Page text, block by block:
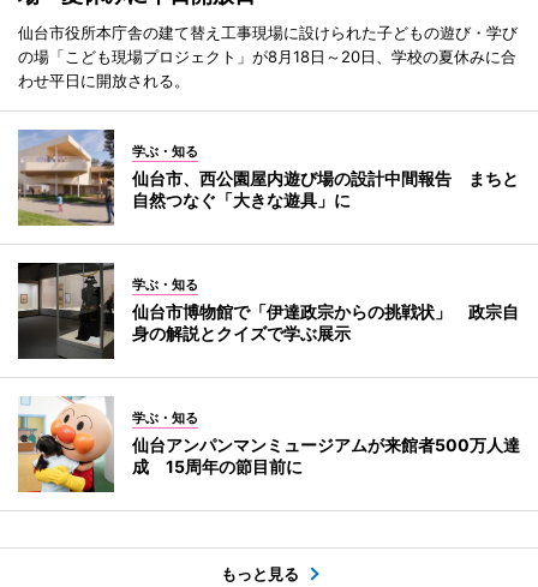
仙台市役所本庁舎の建て替え工事現場に設けられた子どもの遊び・学び
の場「こども現場プロジェクト」が8月18日～20日、学校の夏休みに合
わせ平日に開放される。
学ぶ・知る
仙台市、西公園屋内遊び場の設計中間報告 まちと
自然つなぐ「大きな遊具」に
学ぶ・知る
仙台市博物館で「伊達政宗からの挑戦状」 政宗自
身の解説とクイズで学ぶ展示
学ぶ・知る
仙台アンパンマンミュージアムが来館者500万人達
成 15周年の節目前に
もっと見る